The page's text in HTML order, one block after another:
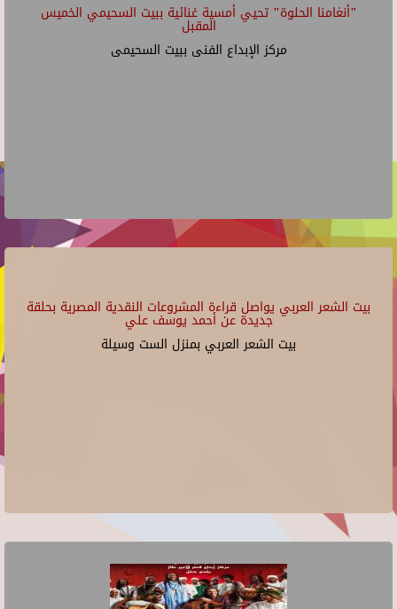
"أنغامنا الحلوة" تحيي أمسية غنائية ببيت السحيمي الخميس
المقبل
مركز الإبداع الفنى ببيت السحيمى
بيت الشعر العربي يواصل قراءة المشروعات النقدية المصرية بحلقة
جديدة عن أحمد يوسف علي
بيت الشعر العربي بمنزل الست وسيلة